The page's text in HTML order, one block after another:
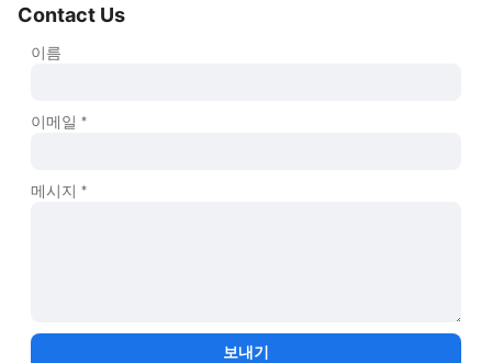
Contact Us
이름
이메일*
메시지*